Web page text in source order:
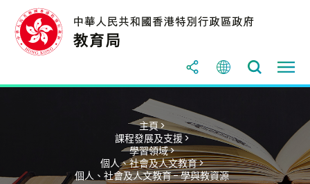
主頁 >
課程發展及支援 >
學習領域 >
個人、社會及人文教育 >
個人、社會及人文教育 - 學與教資源